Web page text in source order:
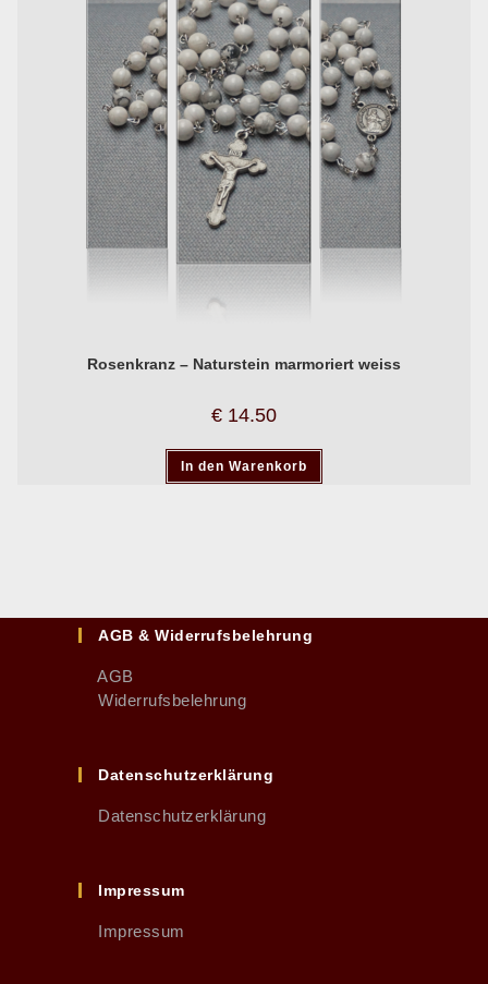
Rosenkranz – Naturstein marmoriert weiss
€ 14.50
In den Warenkorb
AGB & Widerrufsbelehrung
AGB
Widerrufsbelehrung
Datenschutzerklärung
Datenschutzerklärung
Impressum
Impressum